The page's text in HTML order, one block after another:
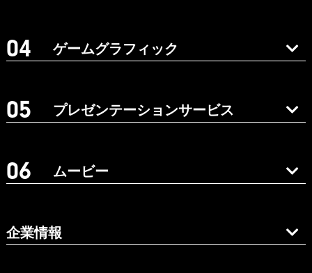
ゲームグラフィック
プレゼンテーションサービス
ムービー
企業情報